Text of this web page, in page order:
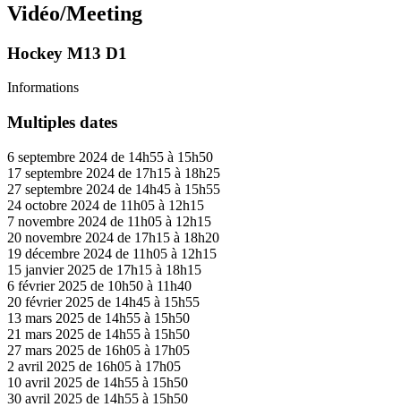
Vidéo/Meeting
Hockey M13 D1
Informations
Multiples dates
6 septembre 2024 de 14h55 à 15h50
17 septembre 2024 de 17h15 à 18h25
27 septembre 2024 de 14h45 à 15h55
24 octobre 2024 de 11h05 à 12h15
7 novembre 2024 de 11h05 à 12h15
20 novembre 2024 de 17h15 à 18h20
19 décembre 2024 de 11h05 à 12h15
15 janvier 2025 de 17h15 à 18h15
6 février 2025 de 10h50 à 11h40
20 février 2025 de 14h45 à 15h55
13 mars 2025 de 14h55 à 15h50
21 mars 2025 de 14h55 à 15h50
27 mars 2025 de 16h05 à 17h05
2 avril 2025 de 16h05 à 17h05
10 avril 2025 de 14h55 à 15h50
30 avril 2025 de 14h55 à 15h50